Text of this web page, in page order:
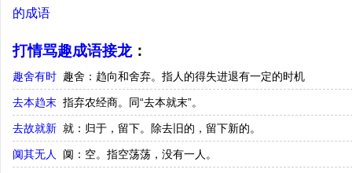
的成语
打情骂趣成语接龙：
趣舍有时 趣舍：趋向和舍弃。指人的得失进退有一定的时机
去本趋末 指弃农经商。同“去本就末”。
去故就新 就：归于，留下。除去旧的，留下新的。
阒其无人 阒：空。指空荡荡，没有一人。